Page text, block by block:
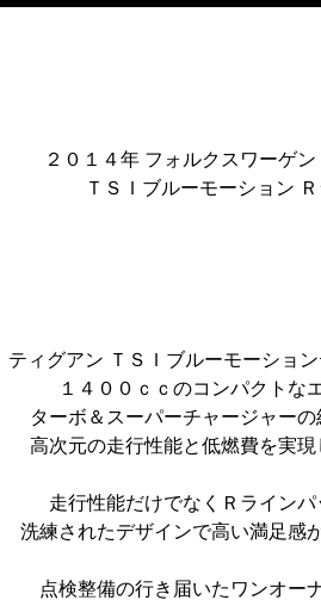
２０１４年 フォルクスワーゲ
ＴＳＩブルーモーション
ティグアン ＴＳＩブルーモーショ
１４００ｃｃのコンパクトな
ターボ＆スーパーチャージャー
高次元の走行性能と低燃費を実現
走行性能だけでなくＲラインパ
洗練されたデザインで高い満足感
点検整備の行き届いたワンオー